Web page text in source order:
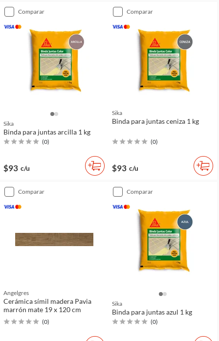
comparar
Sika
Binda para juntas arcilla 1 kg
(0)
$93 c/u
comparar
Sika
Binda para juntas ceniza 1 kg
(0)
$93 c/u
comparar
Angelgres
Cerámica símil madera Pavia
marrón mate 19 x 120 cm
(0)
comparar
Sika
Binda para juntas azul 1 kg
(0)